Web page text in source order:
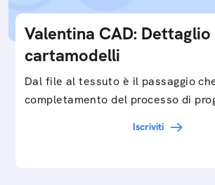
Valentina CAD:
cartamodelli
Dal file al tessuto è il passaggio
completamento del processo di
Iscriviti